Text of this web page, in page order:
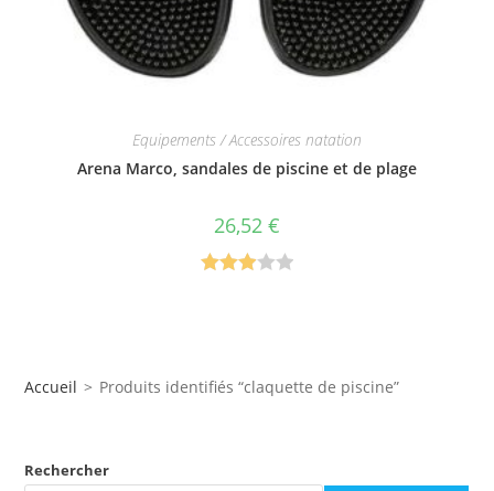
Equipements / Accessoires natation
Arena Marco, sandales de piscine et de plage
26,52 €
Accueil > Produits identifiés “claquette de piscine”
Rechercher